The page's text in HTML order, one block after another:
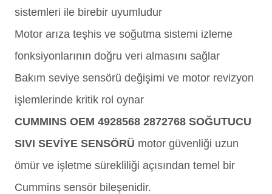
sistemleri ile birebir uyumludur
Motor arıza teşhis ve soğutma sistemi izleme
fonksiyonlarının doğru veri almasını sağlar
Bakım seviye sensörü değişimi ve motor revizyon
işlemlerinde kritik rol oynar
CUMMINS OEM 4928568 2872768 SOĞUTUCU
SIVI SEVİYE SENSÖRÜ motor güvenliği uzun
ömür ve işletme sürekliliği açısından temel bir
Cummins sensör bileşenidir.